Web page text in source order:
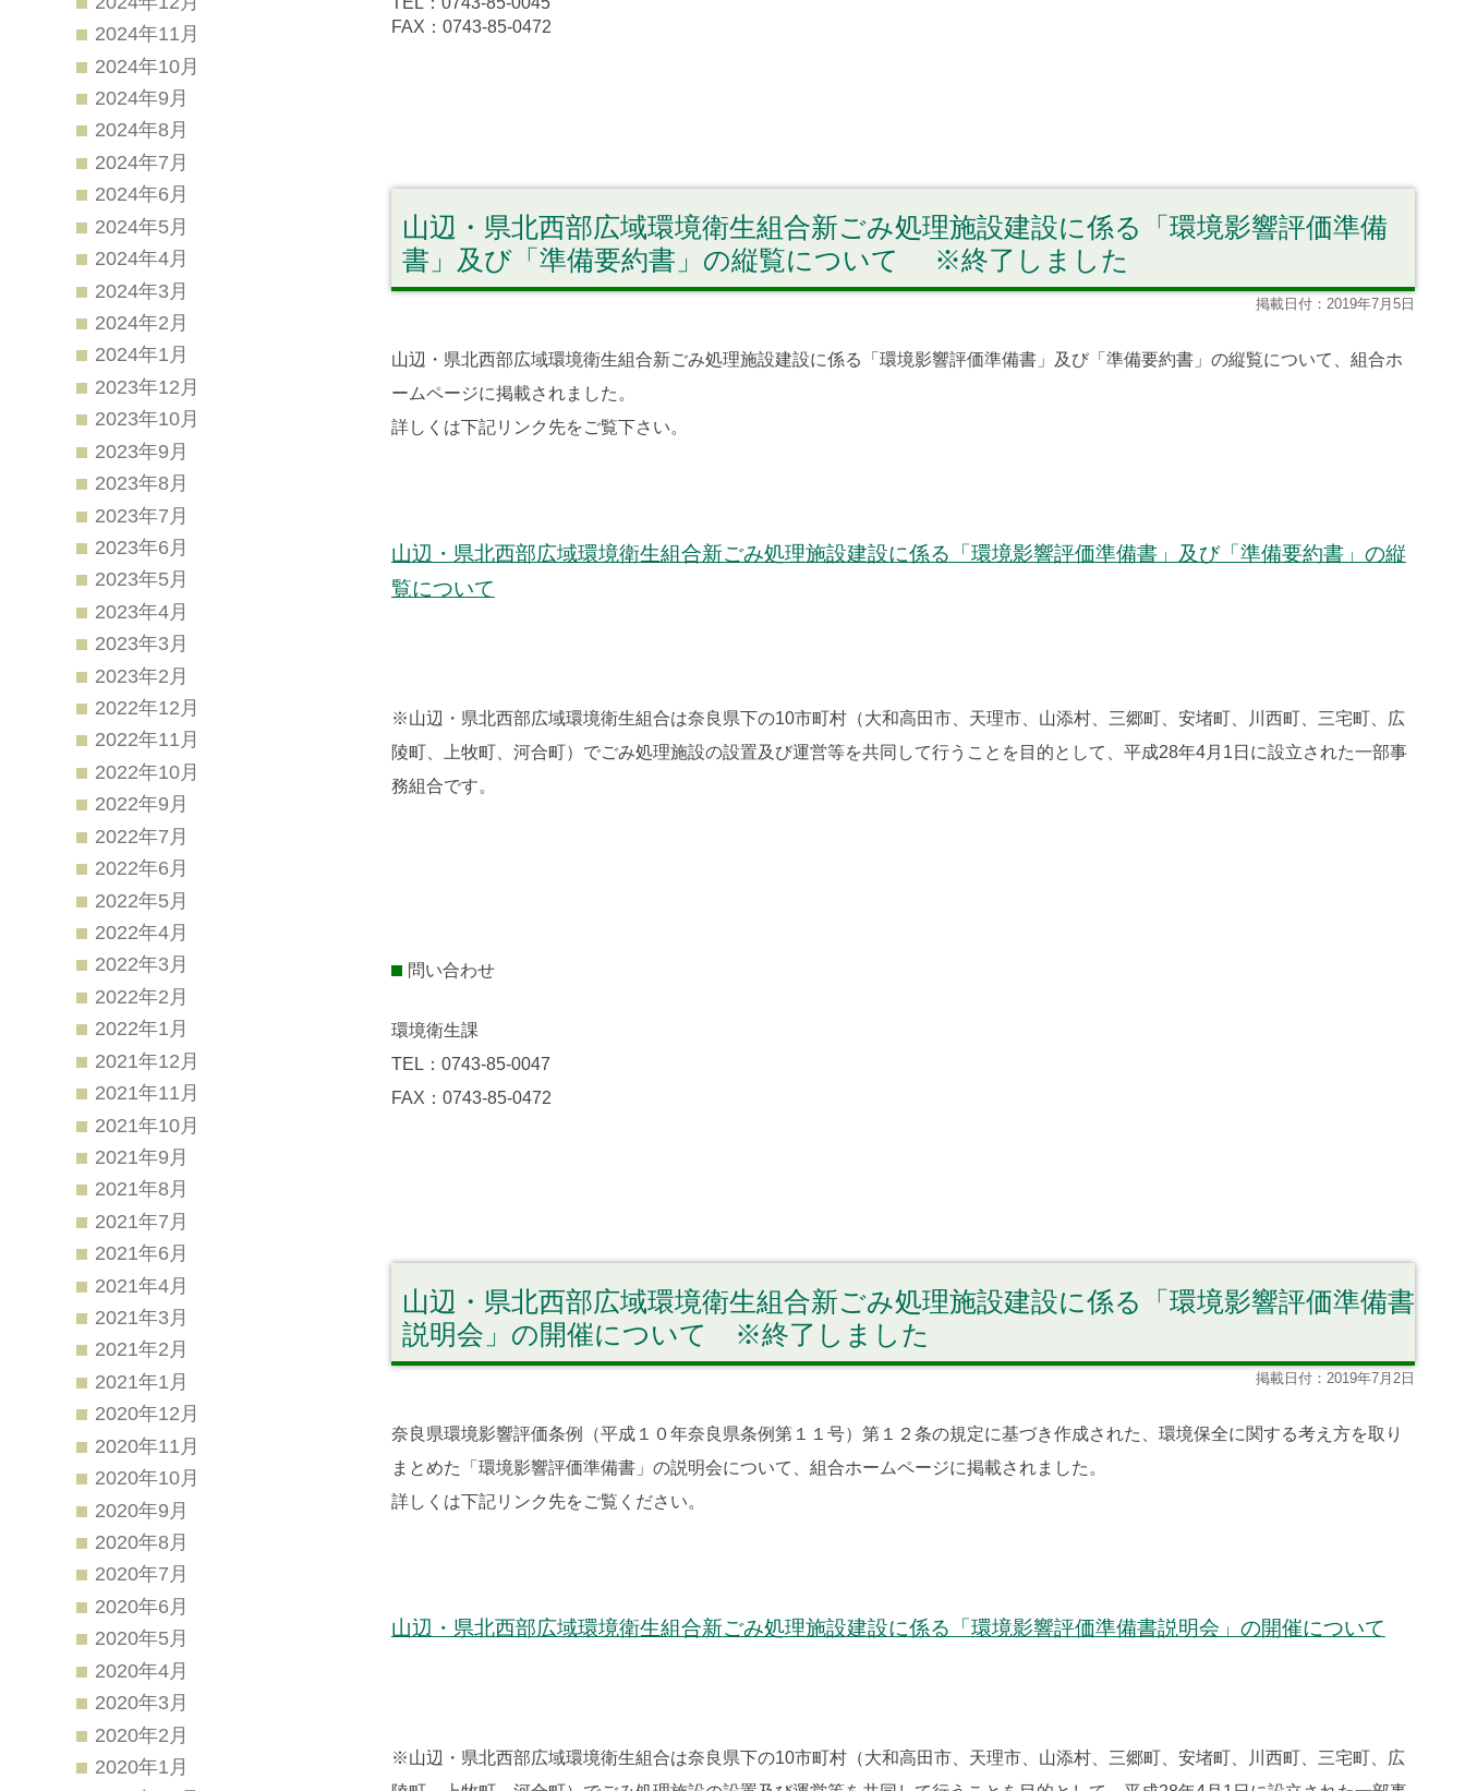
FAX：0743-85-0472
山辺・県北西部広域環境衛生組合新ごみ処理施設建設に係る「環境影響評価準備
書」及び「準備要約書」の縦覧について ※終了しました
掲載日付：2019年7月5日
山辺・県北西部広域環境衛生組合新ごみ処理施設建設に係る「環境影響評価準備書」及び「準備要約書」の縦覧について、組合ホ
ームページに掲載されました。
詳しくは下記リンク先をご覧下さい。
山辺・県北西部広域環境衛生組合新ごみ処理施設建設に係る「環境影響評価準備書」及び「準備要約書」の縦
覧について
※山辺・県北西部広域環境衛生組合は奈良県下の10市町村（大和高田市、天理市、山添村、三郷町、安堵町、川西町、三宅町、広
陵町、上牧町、河合町）でごみ処理施設の設置及び運営等を共同して行うことを目的として、平成28年4月1日に設立された一部事
務組合です。
問い合わせ
環境衛生課
TEL：0743-85-0047
FAX：0743-85-0472
山辺・県北西部広域環境衛生組合新ごみ処理施設建設に係る「環境影響評価準備書
説明会」の開催について ※終了しました
掲載日付：2019年7月2日
奈良県環境影響評価条例（平成１０年奈良県条例第１１号）第１２条の規定に基づき作成された、環境保全に関する考え方を取り
まとめた「環境影響評価準備書」の説明会について、組合ホームページに掲載されました。
詳しくは下記リンク先をご覧ください。
山辺・県北西部広域環境衛生組合新ごみ処理施設建設に係る「環境影響評価準備書説明会」の開催について
※山辺・県北西部広域環境衛生組合は奈良県下の10市町村（大和高田市、天理市、山添村、三郷町、安堵町、川西町、三宅町、広
2024年11月
2024年10月
2024年9月
2024年8月
2024年7月
2024年6月
2024年5月
2024年4月
2024年3月
2024年2月
2024年1月
2023年12月
2023年10月
2023年9月
2023年8月
2023年7月
2023年6月
2023年5月
2023年4月
2023年3月
2023年2月
2022年12月
2022年11月
2022年10月
2022年9月
2022年7月
2022年6月
2022年5月
2022年4月
2022年3月
2022年2月
2022年1月
2021年12月
2021年11月
2021年10月
2021年9月
2021年8月
2021年7月
2021年6月
2021年4月
2021年3月
2021年2月
2021年1月
2020年12月
2020年11月
2020年10月
2020年9月
2020年8月
2020年7月
2020年6月
2020年5月
2020年4月
2020年3月
2020年2月
2020年1月